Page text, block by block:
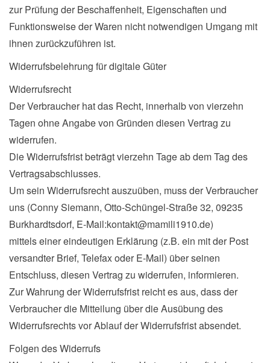
zur Prüfung der Beschaffenheit, Eigenschaften und
Funktionsweise der Waren nicht notwendigen Umgang mit
ihnen zurückzuführen ist.
Widerrufsbelehrung für digitale Güter
Widerrufsrecht
Der Verbraucher hat das Recht, innerhalb von vierzehn
Tagen ohne Angabe von Gründen diesen Vertrag zu
widerrufen.
Die Widerrufsfrist beträgt vierzehn Tage ab dem Tag des
Vertragsabschlusses.
Um sein Widerrufsrecht auszuüben, muss der Verbraucher
uns (Conny Siemann, Otto-Schüngel-Straße 32, 09235
Burkhardtsdorf, E-Mail:kontakt@mamili1910.de)
mittels einer eindeutigen Erklärung (z.B. ein mit der Post
versandter Brief, Telefax oder E-Mail) über seinen
Entschluss, diesen Vertrag zu widerrufen, informieren.
Zur Wahrung der Widerrufsfrist reicht es aus, dass der
Verbraucher die Mitteilung über die Ausübung des
Widerrufsrechts vor Ablauf der Widerrufsfrist absendet.
Folgen des Widerrufs